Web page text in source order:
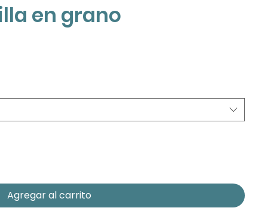
en grano
Agregar al carrito